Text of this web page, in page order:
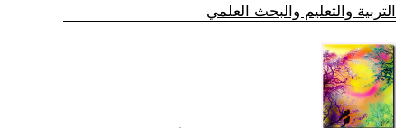
التربية والتعليم والبحث العلمي